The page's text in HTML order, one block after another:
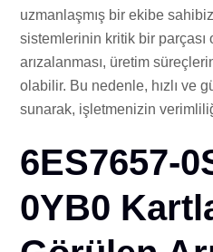
uzmanlaşmış bir ekibe
sistemlerinin kritik bir parçası
arızalanması, üretim
olabilir. Bu nedenle, hızlı ve
sunarak, işletmenizin
6ES7657-
0YB0